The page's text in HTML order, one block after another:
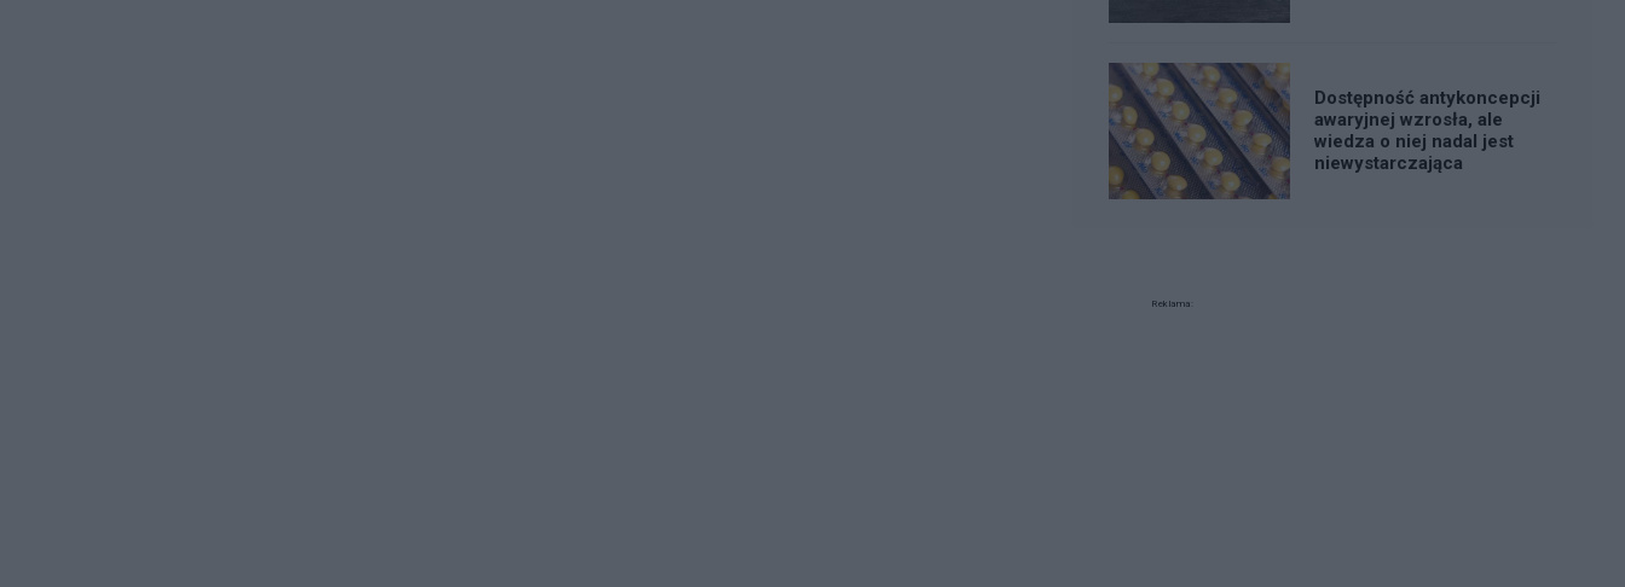
Dostępność antykoncepcji
awaryjnej wzrosła, ale
wiedza o niej nadal jest
niewystarczająca
Reklama: